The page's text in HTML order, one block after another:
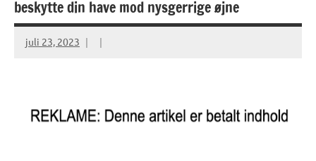
beskytte din have mod nysgerrige øjne
juli 23, 2023